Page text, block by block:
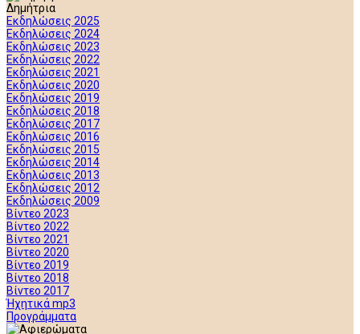
Δημήτρια
Εκδηλώσεις 2025
Εκδηλώσεις 2024
Εκδηλώσεις 2023
Εκδηλώσεις 2022
Εκδηλώσεις 2021
Εκδηλώσεις 2020
Εκδηλώσεις 2019
Εκδηλώσεις 2018
Εκδηλώσεις 2017
Εκδηλώσεις 2016
Εκδηλώσεις 2015
Εκδηλώσεις 2014
Εκδηλώσεις 2013
Εκδηλώσεις 2012
Εκδηλώσεις 2009
Βίντεο 2023
Βίντεο 2022
Βίντεο 2021
Βίντεο 2020
Βίντεο 2019
Βίντεο 2018
Βίντεο 2017
Ήχητικά mp3
Προγράμματα